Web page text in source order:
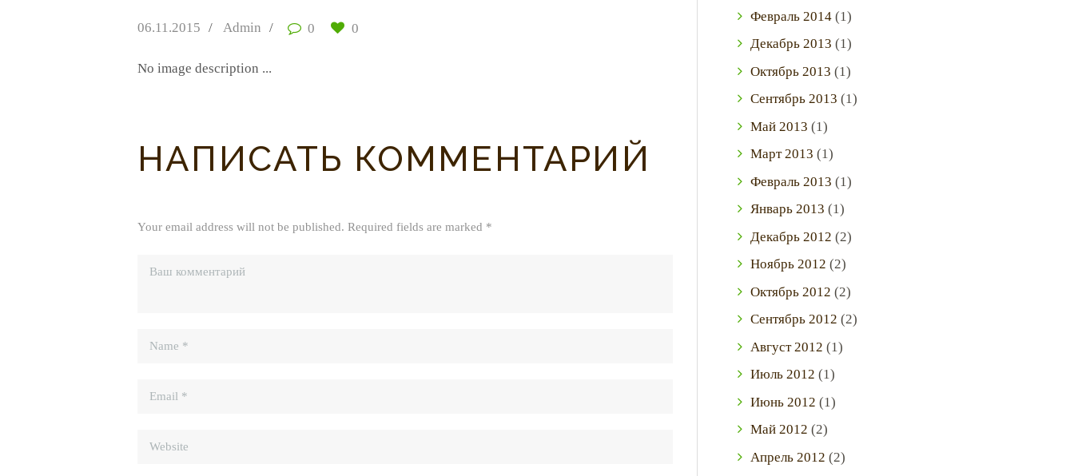
06.11.2015 Admin 0 0
No image description ...
НАПИСАТЬ КОММЕНТАРИЙ
Your email address will not be published. Required fields are marked *
Февраль 2014(1)
Декабрь 2013 (1)
Октябрь 2013 (1)
Сентябрь 2013 (1)
Май 2013 (1)
Март2013 (1)
Февраль 2013 (1)
Январь 2013 (1)
Декабрь 2012 (2)
Ноябрь 2012 (2)
Октябрь 2012 (2)
Сентябрь 2012 (2)
Август 2012 (1)
Июль 2012 (1)
Июнь 2012 (1)
Май 2012 (2)
Апрель 2012 (2)